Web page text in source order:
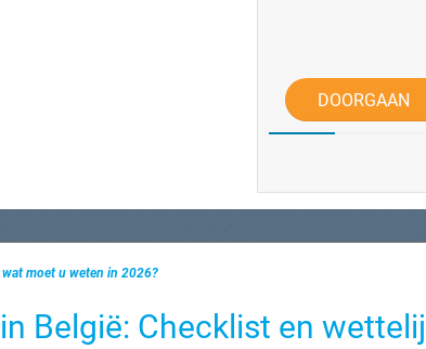
DOORGAAN
moet u weten in 2026?
België: Checklist en